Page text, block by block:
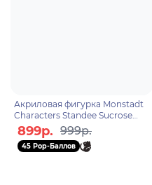
Акриловая фигурка Monstadt
Characters Standee Sucrose
6972957487071
899р. 999р.
45 Pop-Баллов